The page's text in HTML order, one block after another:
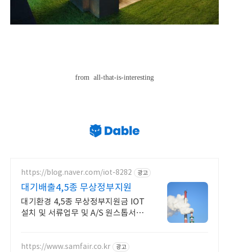
from all-that-is-interesting
https://blog.naver.com/iot-8282 광고
대기배출4,5종 무상정부지원
대기환경 4,5종 무상정부지원금 IOT
설치 및 서류업무 및 A/S 원스톱서비
https://www.samfair.co.kr 광고